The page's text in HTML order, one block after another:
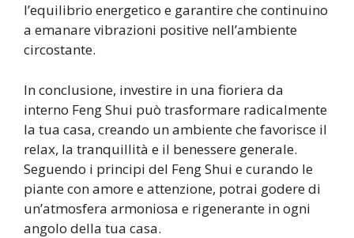
l’equilibrio energetico e garantire che continuino
a emanare vibrazioni positive nell’ambiente
circostante.
In conclusione, investire in una fioriera da
interno Feng Shui può trasformare radicalmente
la tua casa, creando un ambiente che favorisce il
relax, la tranquillità e il benessere generale.
Seguendo i principi del Feng Shui e curando le
piante con amore e attenzione, potrai godere di
un’atmosfera armoniosa e rigenerante in ogni
angolo della tua casa.